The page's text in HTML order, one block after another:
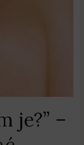
je?” –